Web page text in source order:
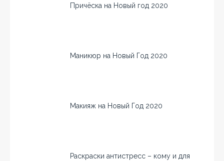
Причёска на Новый год 2020
Маникюр на Новый Год 2020
Макияж на Новый Год 2020
Раскраски антистресс – кому и для